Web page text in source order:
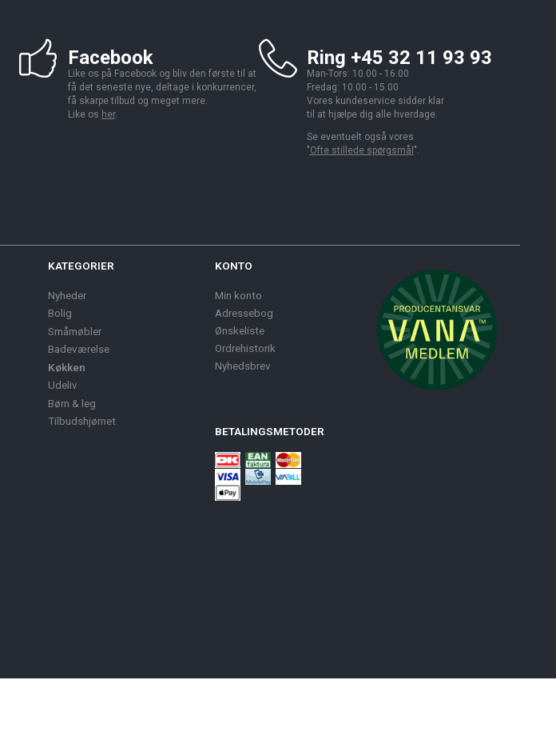
Facebook
Like os på Facebook og bliv den første til at
få det seneste nye, deltage i konkurrencer,
få skarpe tilbud og meget mere.
Like os her.
Ring +45 32 11 93 93
Man-Tors: 10.00 - 16.00
Fredag: 10.00 - 15.00
Vores kundeservice sidder klar
til at hjælpe dig alle hverdage.
Se eventuelt også vores
"Ofte stillede spørgsmål ".
KATEGORIER
Nyheder
Bolig
Småmøbler
Badeværelse
Køkken
Udeliv
Børn & leg
Tilbudshjørnet
KONTO
Min konto
Adressebog
Ønskeliste
Ordrehistorik
Nyhedsbrev
BETALINGSMETODER